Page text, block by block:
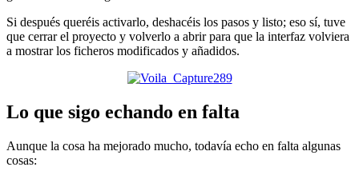
Si después queréis activarlo, deshacéis los pasos y listo; eso sí, tuve
que cerrar el proyecto y volverlo a abrir para que la interfaz volviera
a mostrar los ficheros modificados y añadidos.
Lo que sigo echando en falta
Aunque la cosa ha mejorado mucho, todavía echo en falta algunas
cosas: